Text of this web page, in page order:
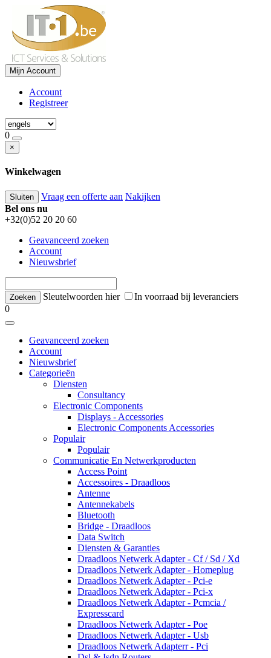
Mijn Account
Account
Registreer
0
×
Winkelwagen
Sluiten Vraag een offerte aan Nakijken
Bel ons nu
+32(0)52 20 20 60
Geavanceerd zoeken
Account
Nieuwsbrief
Sleutelwoorden hier
In voorraad bij leveranciers
0
Geavanceerd zoeken
Account
Nieuwsbrief
Categorieën
Diensten
Consultancy
Electronic Components
Displays - Accessories
Electronic Components Accessories
Populair
Populair
Communicatie En Netwerkproducten
Access Point
Accessoires - Draadloos
Antenne
Antennekabels
Bluetooth
Bridge - Draadloos
Data Switch
Diensten & Garanties
Draadloos Netwerk Adapter - Cf / Sd / Xd
Draadloos Netwerk Adapter - Homeplug
Draadloos Netwerk Adapter - Pci-e
Draadloos Netwerk Adapter - Pci-x
Draadloos Netwerk Adapter - Pcmcia /
Expresscard
Draadloos Netwerk Adapter - Poe
Draadloos Netwerk Adapter - Usb
Draadloos Netwerk Adapterr - Pci